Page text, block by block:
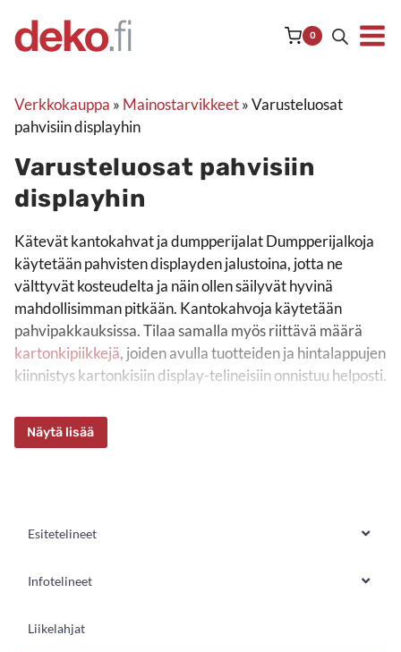
sisältöön
0
Verkkokauppa » Mainostarvikkeet»Varusteluosat
pahvisiin displayhin
Varusteluosat pahvisiin
displayhin
Kätevät kantokahvat ja dumpperijalat Dumpperijalkoja
käytetään pahvisten displayden jalustoina, jotta ne
välttyvät kosteudelta ja näin ollen säilyvät hyvinä
mahdollisimman pitkään. Kantokahvoja käytetään
pahvipakkauksissa. Tilaa samalla myös riittävä määrä
kartonkipiikkejä, joiden avulla tuotteiden ja hintalappujen
kiinnistys kartonkisiin display-telineisiin onnistuu helposti.
Näytä lisää
Esitetelineet
Infotelineet
Liikelahjat